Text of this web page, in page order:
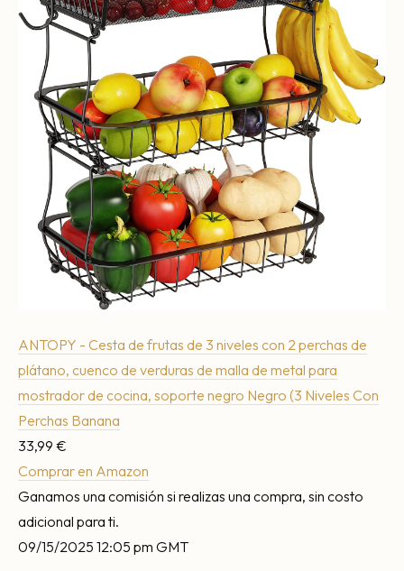
ANTOPY - Cesta de frutas de 3 niveles con 2 perchas de
plátano, cuenco de verduras de malla de metal para
mostrador de cocina, soporte negro Negro (3 Niveles Con
Perchas Banana
33,99 €
Comprar en Amazon
Ganamos una comisión si realizas una compra, sin costo
adicional para ti.
09/15/2025 12:05 pm GMT